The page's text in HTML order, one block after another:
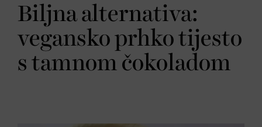
Biljna alternativa:
vegansko prhko tijesto
s tamnom čokoladom